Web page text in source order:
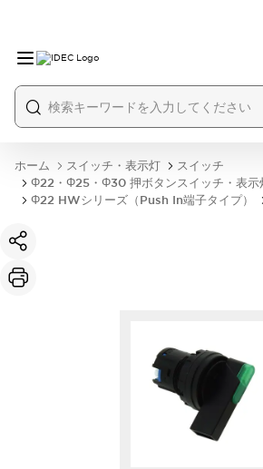
ホーム スイッチ・表示灯
スイッチ
Φ22・Φ25・Φ30 押ボタンスイッチ・表示
Φ22 HWシリーズ（Push In端子タイプ）